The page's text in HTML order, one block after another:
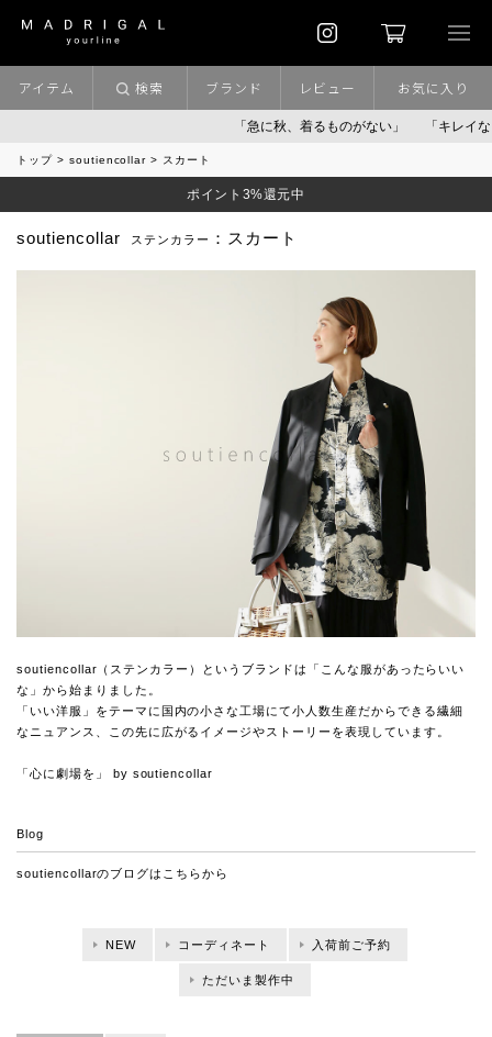
「急に秋、着るものがない」 「キレイなニ
アイテム 検索 ブランド レビュー お気に入り
トップ soutiencollar スカート
ポイント3%還元中
soutiencollar ステンカラー ：スカート
soutiencollar（ステンカラー）というブランドは「こんな服があったらいい
な」から始まりました。
「いい洋服」をテーマに国内の小さな工場にて小人数生産だからできる繊細
なニュアンス、この先に広がるイメージやストーリーを表現しています。
「心に劇場を」 by soutiencollar
Blog
soutiencollarのブログは こちらから
NEW コーディネート 入荷前ご予約
ただいま製作中